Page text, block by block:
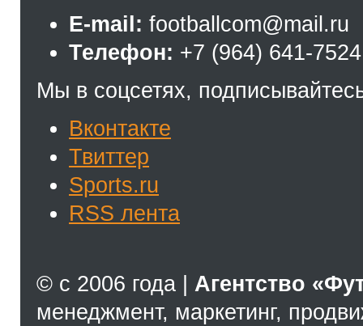
E-mail: footballcom@mail.ru
Телефон: +7 (964) 641-7524
Мы в соцсетях,
Вконтакте
Твиттер
Sports.ru
RSS лента
© с 2006 года | Агентство
менеджмент, маркетинг,